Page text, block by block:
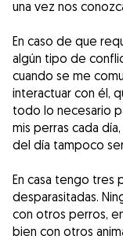
una vez nos
En caso de que
algún tipo de
cuando se me
interactuar con él,
todo lo necesario
mis perras cada
del día tampoco
En casa tengo tres
desparasitadas.
con otros perros,
bien con otros